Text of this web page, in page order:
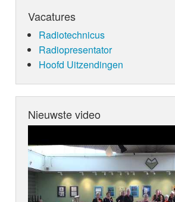
Vacatures
Radiotechnicus
Radiopresentator
Hoofd Uitzendingen
Nieuwste video